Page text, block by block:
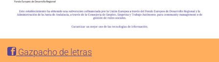
Gazpacho de letras